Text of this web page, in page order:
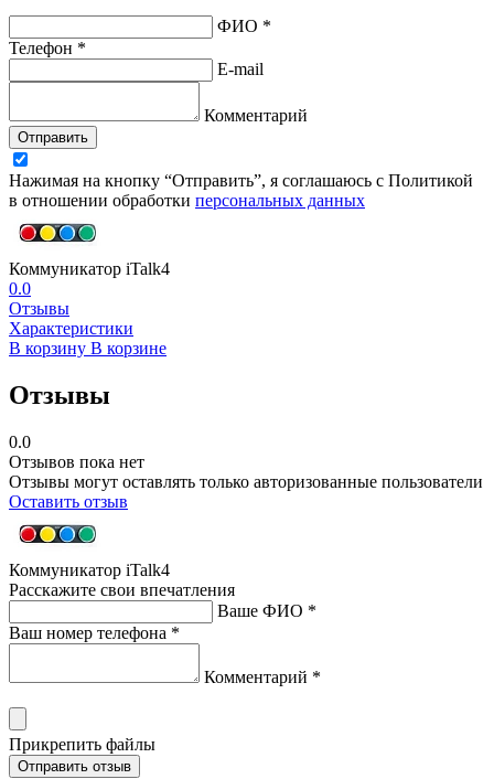
ФИО *
Телефон *
E-mail
Комментарий
Отправить
Нажимая на кнопку “Отправить”, я соглашаюсь с Политикой
в отношении обработки персональных данных
Коммуникатор iTalk4
0.0
Отзывы
Характеристики
В корзину В корзине
Отзывы
0.0
Отзывов пока нет
Отзывы могут оставлять только авторизованные пользователи
Оставить отзыв
Коммуникатор iTalk4
Расскажите свои впечатления
Ваше ФИО *
Ваш номер телефона *
Комментарий *
Прикрепить файлы
Отправить отзыв